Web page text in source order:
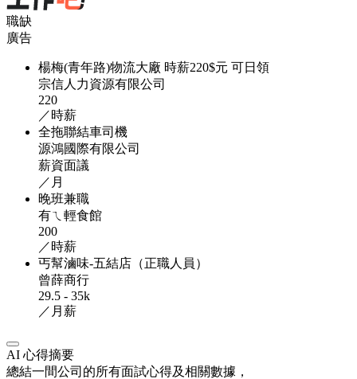
職缺
廣告
楊梅(青年路)物流大廠 時薪220$元 可日領
宗信人力資源有限公司
220
／時薪
全拖聯結車司機
源鴻國際有限公司
薪資面議
／月
晚班兼職
有ㄟ輕食館
200
／時薪
丐幫滷味-五結店（正職人員）
曾薛商行
29.5 - 35k
／月薪
AI 心得摘要
總結一間公司的所有面試心得及相關數據，